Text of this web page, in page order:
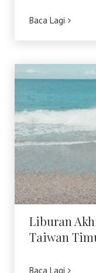
Belanja
Baca Lagi
Liburan
Liburan
Taiwan
Baca Lagi